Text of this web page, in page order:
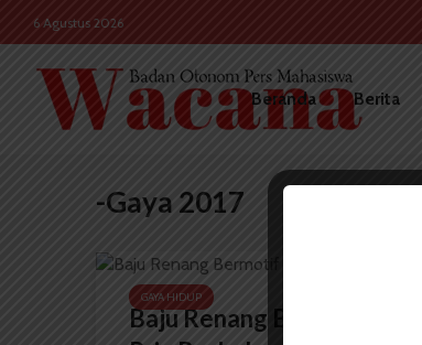
6 Agustus 2026
Beranda Berita
-Gaya 2017
GAYA HIDUP
Baju Renang Bermotif Dada